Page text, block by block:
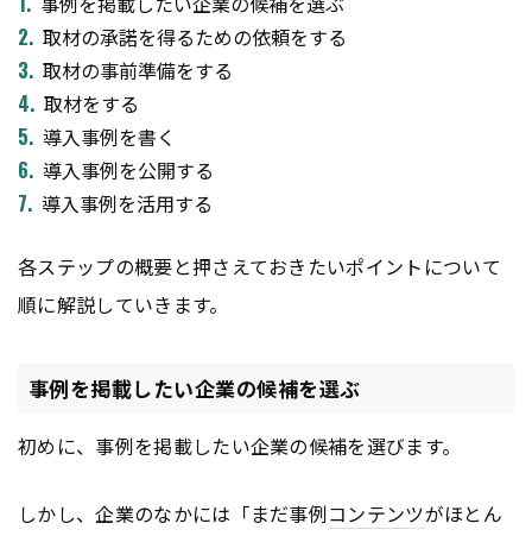
取材の承諾を得るための依頼をする
取材の事前準備をする
取材をする
導入事例を書く
導入事例を公開する
導入事例を活用する
各ステップの概要と押さえておきたいポイントについて
順に解説していきます。
事例を掲載したい企業の候補を選ぶ
初めに、事例を掲載したい企業の候補を選びます。
しかし、企業のなかには「まだ事例コンテンツがほとん